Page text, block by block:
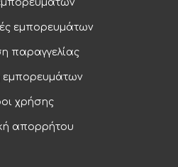
εμπορευμάτων
εμπορευμάτων
παραγγελίας
εμπορευμάτων
χρήσης
απορρήτου